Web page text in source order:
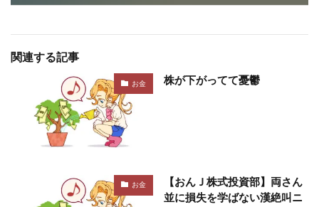
関連する記事
お金 株が下がってて憂鬱
お金
【おんＪ株式投資部】両さん
並に損失を学ばない漢絶叫ニ